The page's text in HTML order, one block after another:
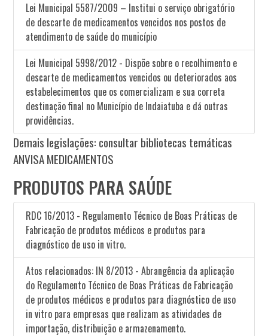
Lei Municipal 5587/2009 – Institui o serviço obrigatório
de descarte de medicamentos vencidos nos postos de
atendimento de saúde do município
Lei Municipal 5998/2012 - Dispõe sobre o recolhimento e
descarte de medicamentos vencidos ou deteriorados aos
estabelecimentos que os comercializam e sua correta
destinação final no Município de Indaiatuba e dá outras
providências.
Demais legislações: consultar bibliotecas temáticas
ANVISA MEDICAMENTOS
PRODUTOS PARA SAÚDE
RDC 16/2013 - Regulamento Técnico de Boas Práticas de
Fabricação de produtos médicos e produtos para
diagnóstico de uso in vitro.
Atos relacionados: IN 8/2013 - Abrangência da aplicação
do Regulamento Técnico de Boas Práticas de Fabricação
de produtos médicos e produtos para diagnóstico de uso
in vitro para empresas que realizam as atividades de
importação, distribuição e armazenamento.